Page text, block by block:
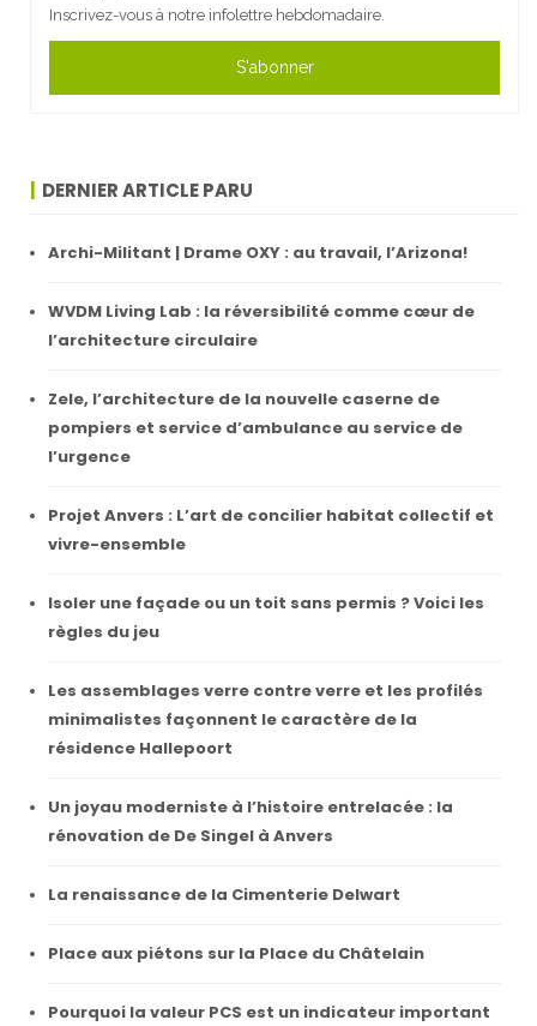
Inscrivez-vous à notre infolettre hebdomadaire.
S'abonner
DERNIER ARTICLE PARU
Archi-Militant | Drame OXY : au travail, l’Arizona!
WVDM Living Lab : la réversibilité comme cœur de
l’architecture circulaire
Zele, l’architecture de la nouvelle caserne de
pompiers et service d’ambulance au service de
l’urgence
Projet Anvers : L’art de concilier habitat collectif et
vivre-ensemble
Isoler une façade ou un toit sans permis ? Voici les
règles du jeu
Les assemblages verre contre verre et les profilés
minimalistes façonnent le caractère de la
résidence Hallepoort
Un joyau moderniste à l’histoire entrelacée : la
rénovation de De Singel à Anvers
La renaissance de la Cimenterie Delwart
Place aux piétons sur la Place du Châtelain
Pourquoi la valeur PCS est un indicateur important